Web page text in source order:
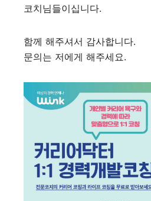
코치님들이십니다.
함께 해주셔서 감사합니다.
문의는 저에게 해주세요.